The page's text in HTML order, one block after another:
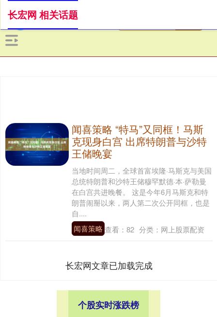
长宏网 相关话题
闻喜策略 “特马”又同框！马斯
克现身白宫 出席特朗普与沙特
王储晚宴
当地时间周二，全球首富埃隆·马斯克与美国
总统特朗普和沙特王储穆罕默德·本·萨勒曼
在白宫共进晚餐。 这是今年6月马斯克和特
朗普闹掰以来，两人第二次公开同框，也是
自....
闻喜策略 查看： 82 分类： 网上股票配资
长宏网文章已加载完成
个股实时涨跌榜